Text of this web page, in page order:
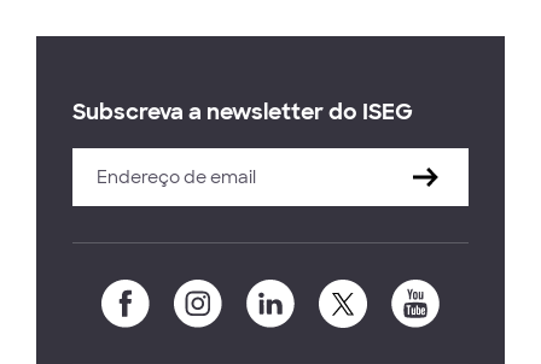
Subscreva a newsletter do ISEG